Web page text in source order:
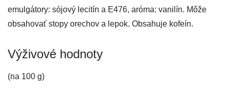
emulgátory: sójový lecitín a E476, aróma: vanilín. Môže
obsahovať stopy orechov a lepok. Obsahuje kofeín.
Výživové hodnoty
(na 100 g)